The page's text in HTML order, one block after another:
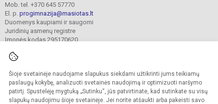
Šioje svetainėje naudojame slapukus siekdami užtikrinti jums teikiamų
paslaugų kokybę, analizuoti svetainės naudojimą ir optimizuoti naršymo
patirtį. Spustelėję mygtuką „Sutinku“, jūs patvirtinate, kad sutinkate su visų
slapukų naudojimu šioje svetainėje. Jei norite atšaukti arba pakeisti savo
Mob. tel. +370 645 57770
El. p. progimnazija@masiotas.lt
Duomenys kaupiami ir saugomi
Juridinių asmenų registre
Įmonės kodas 295170620
© 2022. Klaipėdos Prano Mašioto progimnazija. Visos teisės saugomos.
Kopijuoti turinį be raštiško įstaigos administracijos sutikimo griežtai draudžiama.
Prieinamumo paraiška Slapukų valdymas